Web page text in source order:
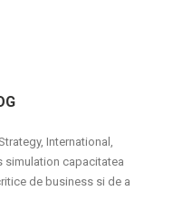
International,
simulation capacitatea
de business si de a